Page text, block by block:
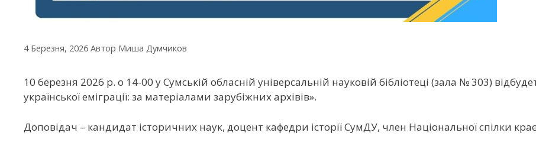
4 Березня, 2026 Автор Миша Думчиков
10 березня 2026 р. о 14-00 у Сумській обласній універсальній науковій бібліотеці (зала № 303)
української еміграції: за матеріалами зарубіжних архівів».
Доповідач – кандидат історичних наук, доцент кафедри історії СумДУ, член Національної спілки